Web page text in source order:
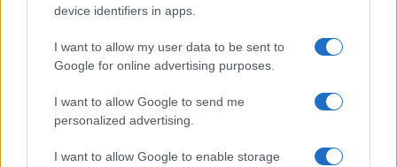
device identifiers in apps.
I want to allow my user data to be sent to
Google for online advertising purposes.
I want to allow Google to send me
personalized advertising.
I want to allow Google to enable storage
Biden a múlt hónapban megtorló légicsapást
rendelt el Szíriában, csatlakozva azon
amerikai elnökök sorához, akik Ronald
Reagannel kezdődően sorban különböző
közel-keleti országok elleni támadásokról